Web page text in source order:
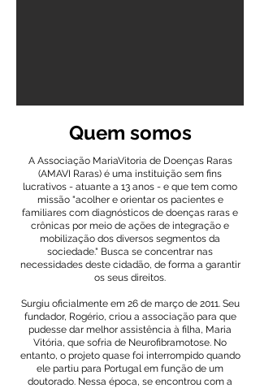
Quem somos
A Associação MariaVitoria de Doenças Raras
(AMAVI Raras) é uma instituição sem fins
lucrativos - atuante a 13 anos - e que tem como
missão "acolher e orientar os pacientes e
familiares com diagnósticos de doenças raras e
crônicas por meio de ações de integração e
mobilização dos diversos segmentos da
sociedade." ​Busca se concentrar nas
necessidades deste cidadão, de forma a garantir
os seus direitos.
Surgiu oficialmente em 26 de março de 2011. Seu
fundador, Rogério, criou a associação para que
pudesse dar melhor assistência à filha, Maria
Vitória, que sofria de Neurofibramotose. No
entanto, o projeto quase foi interrompido quando
ele partiu para Portugal em função de um
doutorado. Nessa época, se encontrou com a